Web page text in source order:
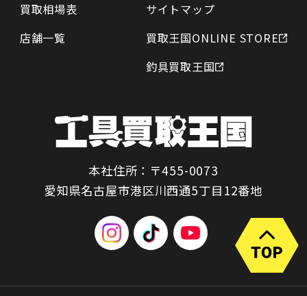
買取相場表
店舗一覧
サイトマップ
買取王国ONLINE STORE
釣具買取王国
本社住所：〒455-0073
愛知県名古屋市港区川西通5丁目12番地